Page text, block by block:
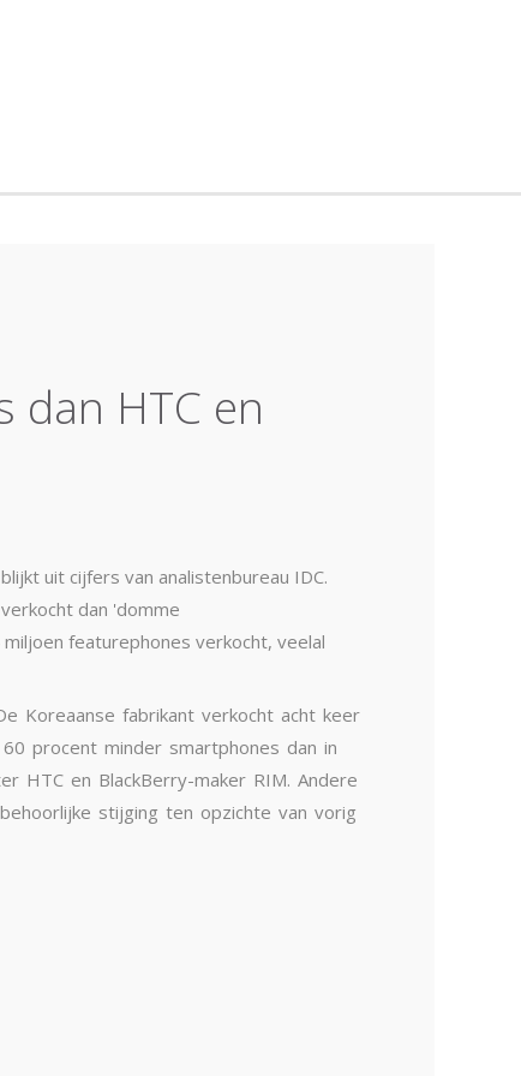
dan HTC en
uit cijfers van analistenbureau IDC.
dan 'domme
featurephones verkocht, veelal
Koreaanse fabrikant verkocht acht keer
procent minder smartphones dan in
HTC en BlackBerry-maker RIM. Andere
stijging ten opzichte van vorig